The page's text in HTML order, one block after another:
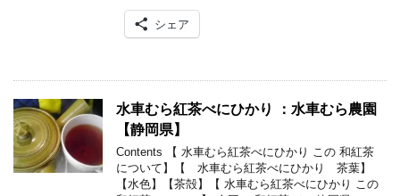
シェア
水車むら紅茶べにひかり ：水車むら農園
【静岡県】
Contents 【 水車むら紅茶べにひかり この 和紅茶
について】【 水車むら紅茶べにひかり 茶葉】
【水色】【茶殻】【 水車むら紅茶べにひかり この